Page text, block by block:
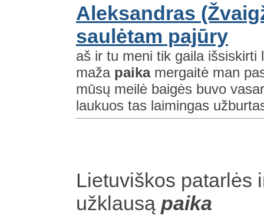
Aleksandras
saulėtam pajūry
aš ir tu meni tik gaila
maža paikamergaitė man
mūsų meilė baigės buvo
laukuos tas laimingas
Lietuviškos patarlės
užklausą paika